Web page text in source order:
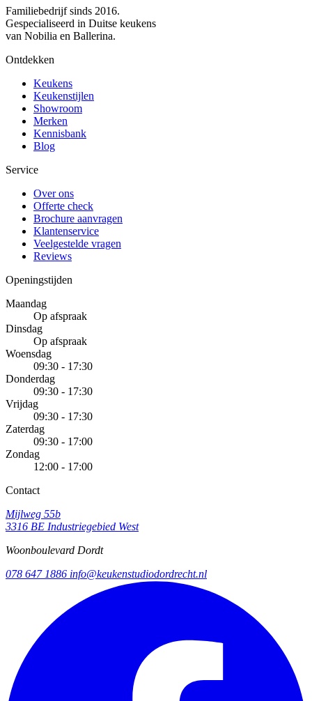
Familiebedrijf sinds 2016.
Gespecialiseerd in Duitse keukens
van Nobilia en Ballerina.
Ontdekken
Keukens
Keukenstijlen
Showroom
Merken
Kennisbank
Blog
Service
Over ons
Offerte check
Brochure aanvragen
Klantenservice
Veelgestelde vragen
Reviews
Openingstijden
Maandag
Op afspraak
Dinsdag
Op afspraak
Woensdag
09:30 - 17:30
Donderdag
09:30 - 17:30
Vrijdag
09:30 - 17:30
Zaterdag
09:30 - 17:00
Zondag
12:00 - 17:00
Contact
Mijlweg 55b
3316 BE Industriegebied West
Woonboulevard Dordt
078 647 1886 info@keukenstudiodordrecht.nl